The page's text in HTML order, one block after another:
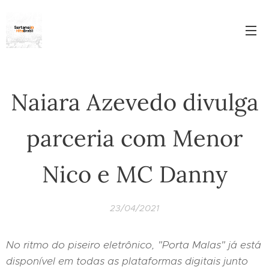
Naiara Azevedo divulga
parceria com Menor
Nico e MC Danny
23/04/2021
No ritmo do piseiro eletrônico, "Porta Malas" já está
disponível em todas as plataformas digitais junto